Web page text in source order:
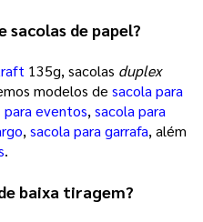
de papel?
135g, sacolas
duplex
modelos de sacola para
para eventos, sacola para
, sacola para garrafa, além
.
baixa tiragem?